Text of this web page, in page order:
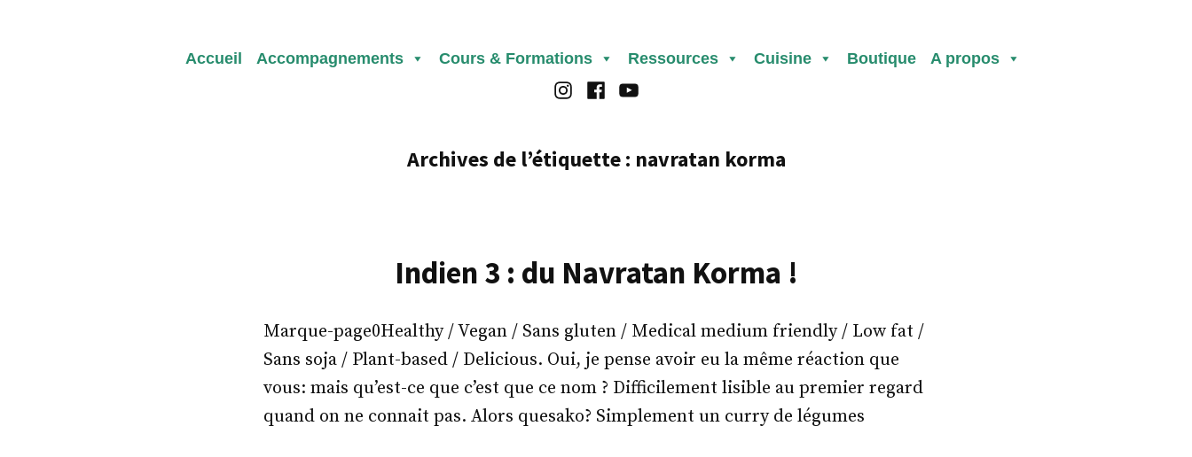
Redeviens-toi
Accueil Accompagnements Cours & Formations Ressources Cuisine Boutique A propos
Instagram
Facebook
Youtube
Archives de l’étiquette : navratan korma
Indien 3 : du Navratan Korma !
Marque-page0Healthy / Vegan / Sans gluten / Medical medium friendly / Low fat /
Sans soja / Plant-based / Delicious. Oui, je pense avoir eu la même réaction que
vous: mais qu’est-ce que c’est que ce nom ? Difficilement lisible au premier regard
quand on ne connait pas. Alors quesako? Simplement un curry de légumes